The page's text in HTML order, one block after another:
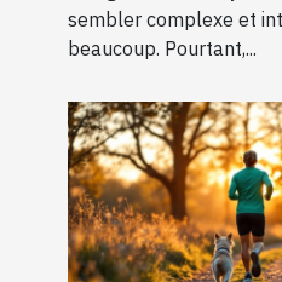
sembler complexe et
beaucoup. Pourtant,...